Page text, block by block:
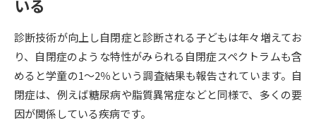
新学年スタート号特集ページ
（高3生用）
新学年スタート号特集ページ
（高2生用）
SELFBRAND特集ページ
オープンキャンパスなどを調べる
いる
診断技術が向上し自閉症と診断される子どもは年々増えてお
り、自閉症のような特性がみられる自閉症スペクトラムも含
めると学童の1～2％という調査結果も報告されています。自
閉症は、例えば糖尿病や脂質異常症などと同様で、多くの要
因が関係している疾病です。